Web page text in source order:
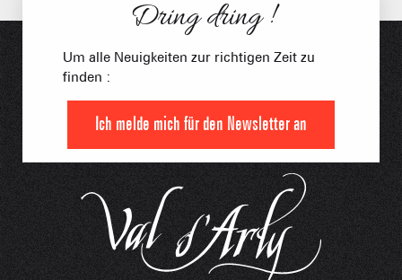
Dring dring !
Um alle Neuigkeiten zur richtigen Zeit zu
finden :
Ich melde mich für den Newsletter an